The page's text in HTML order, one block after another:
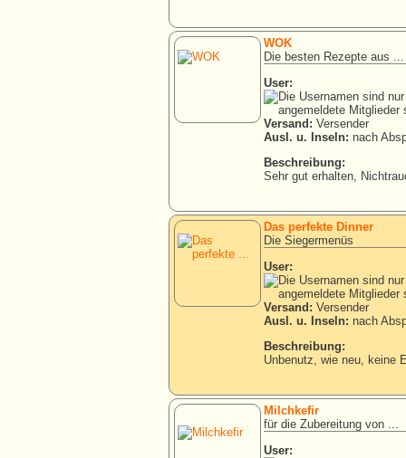
WOK
Die besten Rezepte aus ...
User:
Versand: Versender
Ausl. u. Inseln: nach
Beschreibung:
Sehr gut erhalten,
Das perfekte Dinner
Die Siegermenüs
User:
Versand: Versender
Ausl. u. Inseln: nach
Beschreibung:
Unbenutz, wie neu, keine
Milchkefir
für die Zubereitung von ...
User: